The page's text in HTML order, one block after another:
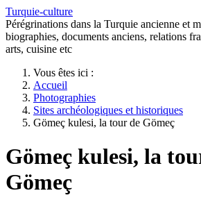
Turquie-culture
Pérégrinations dans la Turquie ancienne et
biographies, documents anciens, relations
arts, cuisine etc
Vous êtes ici :
Accueil
Photographies
Sites archéologiques et historiques
Gömeç kulesi, la tour de Gömeç
Gömeç kulesi, la
Gömeç